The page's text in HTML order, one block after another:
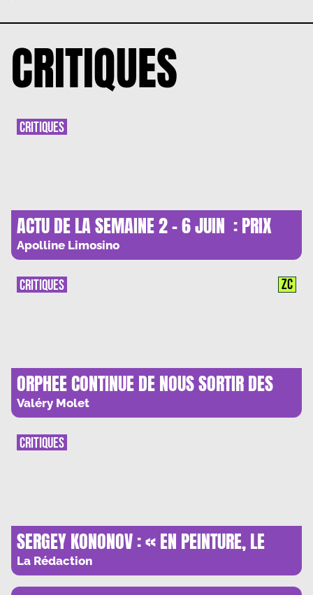
CRITIQUES
ACTU DE LA SEMAINE 2 – 6 JUIN : PRIX
INTER ET RENCONTRE DARRIEUSSECQ
Apolline Limosino
CRITIQUES
ORPHEE CONTINUE DE NOUS SORTIR DES
TENEBRES
Valéry Molet
CRITIQUES ZC
SERGEY KONONOV : « EN PEINTURE, LE
CORPS ET LE VISAGE C’EST LE PLUS
DIFFICILE »
La Rédaction
CRITIQUES